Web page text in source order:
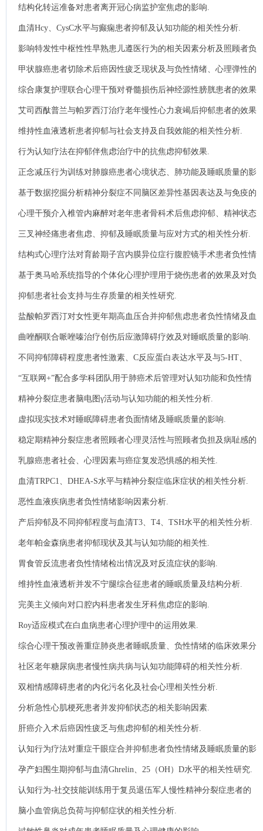
结构化转运准备对患者离开冠心病监护室焦虑的影响.
血清Hcy、CysC水平与癫痫患者抑郁及认知功能的相关性分析.
影响特发性中枢性性早熟患儿遵医行为的相关因素分析及照顾者负
性情绪调查.
甲状腺癌患者切除术后癌因性疲乏现状及与负性情绪、心理弹性的
关系.
综合康复护理联合心理干预对脊髓损伤后神经源性膀胱患者的效果
及睡眠质量的影响.
艾司西酞普兰与帕罗西汀治疗老年慢性心力衰竭后抑郁患者的效果
对比.
维持性血液透析患者抑郁与社会支持及自我效能的相关性分析.
行为认知疗法在抑郁伴焦虑治疗中的抗焦虑抑郁效果.
正念减压行为训练对肺腺癌患者心境状态、肺功能及睡眠质量的影
响.
基于数据挖掘分析精神分裂症不同脑区差异性基因表达及与免疫的
相关性.
心理干预介入椎管内麻醉对老年患者骨科术后焦虑抑郁、精神状态
的影响分析.
三叉神经痛患者焦虑、抑郁及睡眠质量与应对方式的相关性分析.
结构式心理疗法对育龄期子宫内膜异位症行腹腔镜手术患者负性情
绪、应激水平及术后恢复的影响.
基于奥马哈系统指导的个体化心理护理用于烧伤患者的效果及对负
性情绪的影响.
抑郁患者社会支持与生存质量的相关性研究.
盐酸帕罗西汀对女性更年期高血压合并抑郁焦虑患者负性情绪及血
压变异性的影响及机制分析.
曲唑酮联合哌唑嗪治疗创伤后应激障碍疗效及对睡眠质量的影响.
不同抑郁障碍程度患者性激素、C反应蛋白表达水平及与5-HT、
OFQ的相关性.
“互联网+”配合多学科团队用于肺癌术后管理对认知功能和负性情
绪的影响.
精神分裂症患者脑电图γ活动与认知功能的相关性分析.
虚拟现实技术对睡眠障碍患者负面情绪及睡眠质量的影响.
稳定期精神分裂症患者照顾者心理灵活性与照顾者负担及病耻感的
相关性分析.
乳腺癌患者社会、心理因素与癌症复发恐惧感的相关性.
血清TRPC1、DHEA-S水平与精神分裂症临床症状的相关性分析.
恶性血液疾病患者负性情绪影响因素分析.
产后抑郁及不同抑郁程度与血清T3、T4、TSH水平的相关性分析.
老年帕金森病患者抑郁现状及其与认知功能的相关性.
胃食管反流患者负性情绪检出情况及对反流症状的影响.
维持性血液透析并发不宁腿综合征患者的睡眠质量及结构分析.
完美主义倾向对口腔内科患者发生牙科焦虑症的影响.
Roy适应模式在白血病患者心理护理中的运用效果.
综合心理干预改善重症肺炎患者睡眠质量、负性情绪的临床效果分
析.
社区老年糖尿病患者慢性病共病与认知功能障碍的相关性分析.
双相情感障碍患者的内化污名化及社会心理相关性分析.
分析急性心肌梗死患者并发抑郁状态的相关影响因素.
肝癌介入术后癌因性疲乏与焦虑抑郁的相关性分析.
认知行为疗法对重症干眼症合并抑郁患者负性情绪及睡眠质量的影
响.
孕产妇围生期抑郁与血清Ghrelin、25（OH）D水平的相关性研究.
认知行为-社交技能训练用于复员退伍军人慢性精神分裂症患者的
价值.
脑小血管病总负荷与抑郁症状的相关性分析.